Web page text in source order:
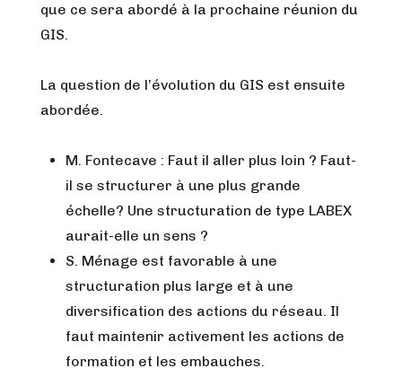
que ce sera abordé à la prochaine réunion du
GIS.
La question de l’évolution du GIS est ensuite
abordée.
M. Fontecave : Faut il aller plus loin ? Faut-
il se structurer à une plus grande
échelle? Une structuration de type LABEX
aurait-elle un sens ?
S. Ménage est favorable à une
structuration plus large et à une
diversification des actions du réseau. Il
faut maintenir activement les actions de
formation et les embauches.